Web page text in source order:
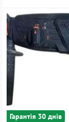
Гарантiя 30 днiв